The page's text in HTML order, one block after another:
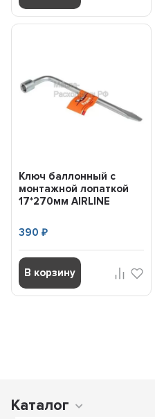
Ключ баллонный с
монтажной лопаткой
17*270мм AIRLINE
390₽
В корзину
Каталог